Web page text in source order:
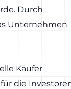
Durch
Unternehmen
Käufer
die